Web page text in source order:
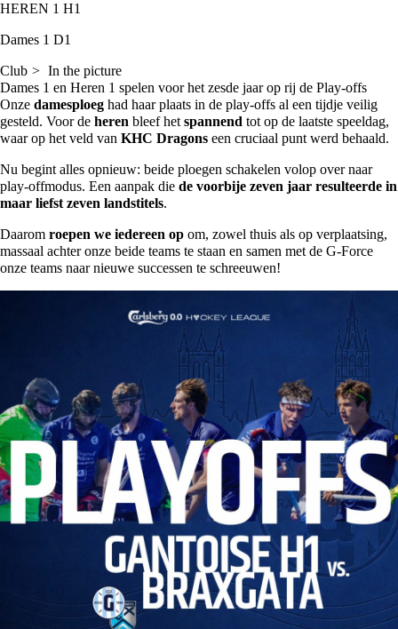
HEREN 1 H1
Dames 1 D1
Club
In the picture
Dames 1 en Heren 1 spelen voor het zesde jaar op rij de Play-offs
Onze damesploeg had haar plaats in de play-offs al een tijdje veilig
gesteld. Voor de heren bleef het spannend tot op de laatste speeldag,
waar op het veld van KHC Dragons een cruciaal punt werd behaald.
Nu begint alles opnieuw: beide ploegen schakelen volop over naar
play-offmodus. Een aanpak die de voorbije zeven jaar resulteerde in
maar liefst zeven landstitels.
Daarom roepen we iedereen op om, zowel thuis als op verplaatsing,
massaal achter onze beide teams te staan en samen met de G-Force
onze teams naar nieuwe successen te schreeuwen!